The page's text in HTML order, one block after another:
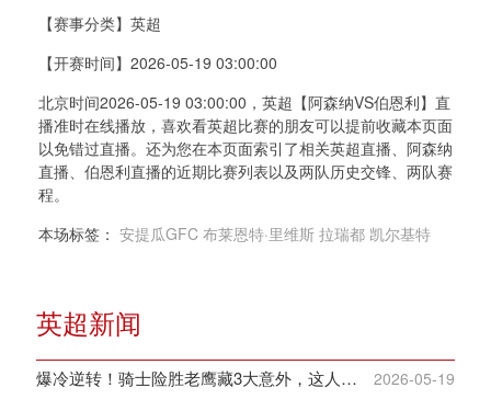
比赛介绍
【赛事分类】 英超
【开赛时间】 2026-05-19 03:00:00
北京时间2026-05-19 03:00:00，英超【阿森纳VS伯恩利】直
播准时在线播放，喜欢看英超比赛的朋友可以提前收藏本页面
以免错过直播。还为您在本页面索引了相关英超直播、阿森纳
直播、伯恩利直播的近期比赛列表以及两队历史交锋、两队赛
程。
本场标签： 安提瓜GFC 布莱恩特·里维斯 拉瑞都 凯尔基特
英超新闻
爆冷逆转！骑士险胜老鹰藏3大意外，这人彻底沦为季后赛鸡肋 2026-05-19